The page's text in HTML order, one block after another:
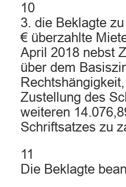
10
3. die Beklagte
€ überzahlte
April 2018 nebst
über dem
Zustellung des
weiteren
Schriftsatzes zu
11
Die Beklagte